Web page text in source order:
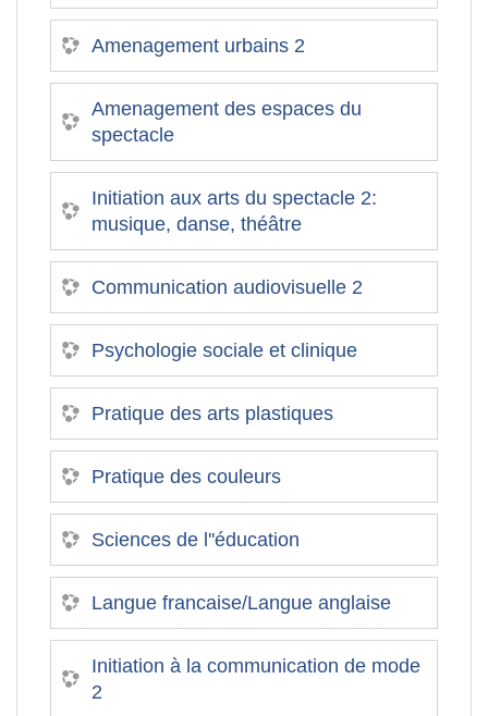
Amenagement urbains 2
Amenagement des espaces du
spectacle
Initiation aux arts du spectacle 2:
musique, danse, théâtre
Communication audiovisuelle 2
Psychologie sociale et clinique
Pratique des arts plastiques
Pratique des couleurs
Sciences de l''éducation
Langue francaise/Langue anglaise
Initiation à la communication de mode
2